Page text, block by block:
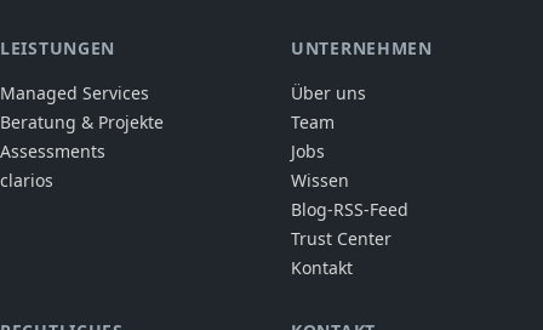
LEISTUNGEN
Managed Services
Beratung & Projekte
Assessments
clarios
UNTERNEHMEN
Über uns
Team
Jobs
Wissen
Blog-RSS-Feed
Trust Center
Kontakt